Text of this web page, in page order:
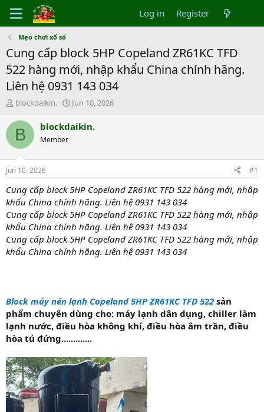
Log in Register
Mẹo chơi xổ số
Cung cấp block 5HP Copeland ZR61KC TFD
522 hàng mới, nhập khẩu China chính hãng.
Liên hệ 0931 143 034
T
r
e
d
t
a
r
t
e
r
blockdaikin.
S
a
t
e
Jun 10, 2026
B blockdaikin.
Member
Jun 10, 2026 #1
Cung cấp block 5HP Copeland ZR61KC TFD 522 hàng mới, nhập
khẩu China chính hãng. Liên hệ 0931 143 034
Cung cấp block 5HP Copeland ZR61KC TFD 522 hàng mới, nhập
khẩu China chính hãng. Liên hệ 0931 143 034
Cung cấp block 5HP Copeland ZR61KC TFD 522 hàng mới, nhập
khẩu China chính hãng. Liên hệ 0931 143 034
Block máy nén lạnh Copeland 5HP ZR61KC TFD 522 sản
phẩm chuyên dùng cho: máy lạnh dân dụng, chiller làm
lạnh nước, điều hòa không khí, điều hòa âm trần, điều
hòa tủ đứng.............